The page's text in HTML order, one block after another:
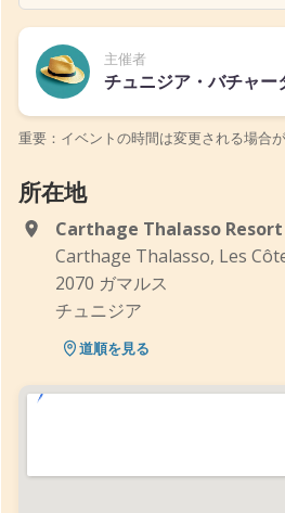
主催者
チュニジア・バチャー
重要：イベントの時間は変更される場合
所在地
Carthage Thalasso Resort
Carthage Thalasso, Les
2070 ガマルス
チュニジア
道順を見る